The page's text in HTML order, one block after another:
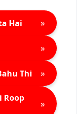
Hai »
»
Thi »
Roop
»